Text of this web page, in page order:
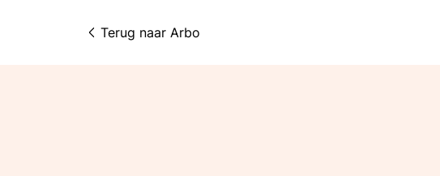
Terug naar Arbo